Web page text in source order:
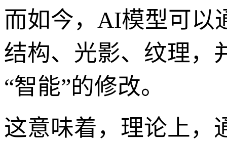
而如今，AI模型可以
结构、光影、纹理，
“智能”的修改。
这意味着，理论上，